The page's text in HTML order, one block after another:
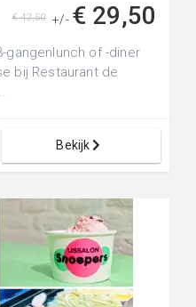
+/- € 29,50
€ 42,50
gangenlunch of -diner
bij Restaurant de
Bekijk